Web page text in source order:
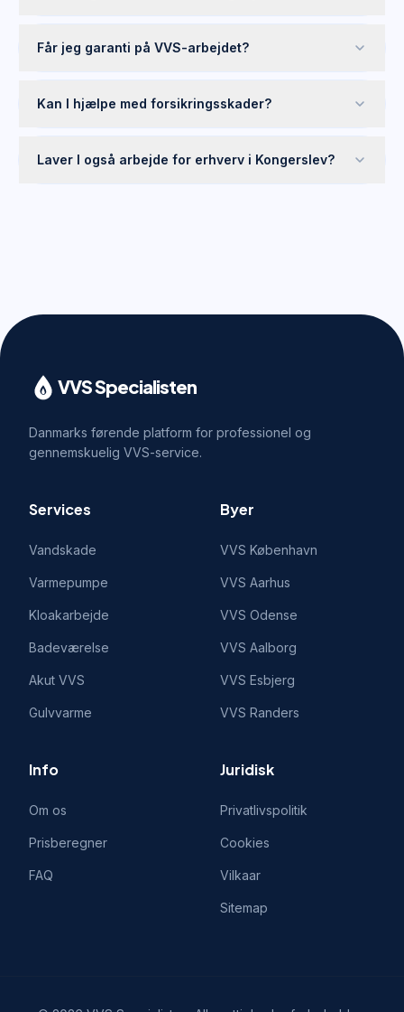
Får jeg garanti på VVS-arbejdet?
Kan I hjælpe med forsikringsskader?
Laver I også arbejde for erhverv i Kongerslev?
VVS Specialisten
Danmarks førende platform for professionel og
gennemskuelig VVS-service.
Services
Vandskade
Varmepumpe
Kloakarbejde
Badeværelse
Akut VVS
Gulvvarme
Byer
VVS København
VVS Aarhus
VVS Odense
VVS Aalborg
VVS Esbjerg
VVS Randers
Info
Om os
Prisberegner
FAQ
Juridisk
Privatlivspolitik
Cookies
Vilkaar
Sitemap